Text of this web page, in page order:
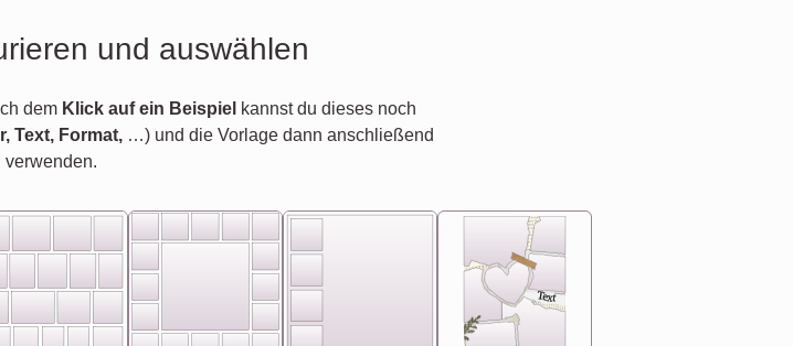
und auswählen
dem Klick auf ein Beispiel kannst du dieses noch
Text, Format, …) und die Vorlage dann anschließend
verwenden.
Text